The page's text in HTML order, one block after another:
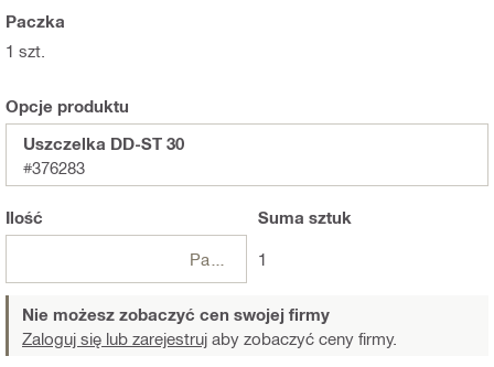
Paczka
1 szt.
Opcje produktu
Uszczelka DD-ST 30
#376283
Ilość Suma sztuk
1
Nie możesz zobaczyć cen swojej firmy
Zaloguj się lub zarejestruj aby zobaczyć ceny firmy.